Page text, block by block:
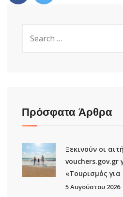
Πρόσφατα Άρθρα
Ξεκινούν οι
vouchers.gov.gr
«Τουρισμός για
5 Αυγούστου 2026